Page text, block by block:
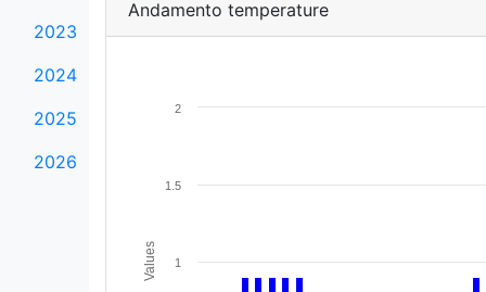
2023
2024
2025
2026
Andamento temperature
Values 1
1.5
2